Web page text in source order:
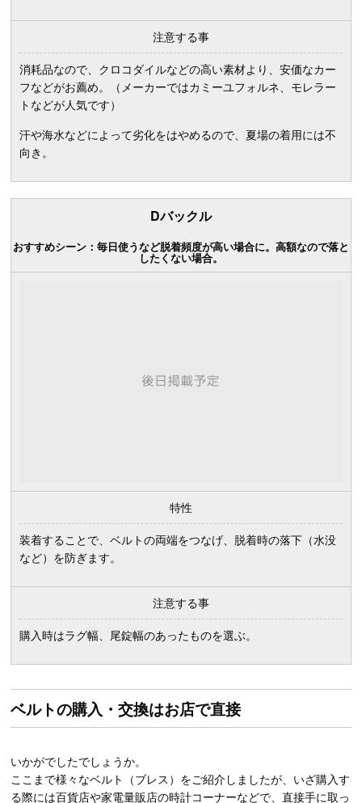
注意する事
消耗品なので、クロコダイルなどの高い素材より、安価なカー
フなどがお薦め。（メーカーではカミーユフォルネ、モレラー
トなどが人気です）
汗や海水などによって劣化をはやめるので、夏場の着用には不
向き。
Dバックル
おすすめシーン：毎日使うなど脱着頻度が高い場合に。高額なので落と
したくない場合。
特性
装着することで、ベルトの両端をつなげ、脱着時の落下（水没
など）を防ぎます。
注意する事
購入時はラグ幅、尾錠幅のあったものを選ぶ。
ベルトの購入・交換はお店で直接
いかがでしたでしょうか。
ここまで様々なベルト（ブレス）をご紹介しましたが、いざ購入す
る際には百貨店や家電量販店の時計コーナーなどで、直接手に取っ